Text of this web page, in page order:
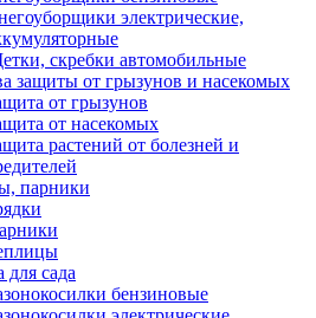
электрические,
скребки автомобильные
защиты от грызунов и насекомых
от грызунов
от насекомых
растений от болезней и
парники
для сада
бензиновые